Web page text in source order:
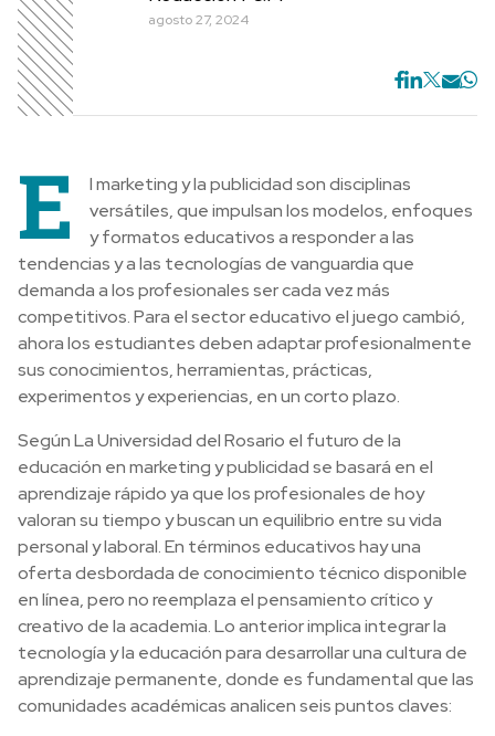
agosto 27, 2024
E
l marketing y la publicidad son disciplinas
versátiles, que impulsan los modelos, enfoques
y formatos educativos a responder a las
tendencias y a las tecnologías de vanguardia que
demanda a los profesionales ser cada vez más
competitivos. Para el sector educativo el juego cambió,
ahora los estudiantes deben adaptar profesionalmente
sus conocimientos, herramientas, prácticas,
experimentos y experiencias, en un corto plazo.
Según La Universidad del Rosario el futuro de la
educación en marketing y publicidad se basará en el
aprendizaje rápido ya que los profesionales de hoy
valoran su tiempo y buscan un equilibrio entre su vida
personal y laboral. En términos educativos hay una
oferta desbordada de conocimiento técnico disponible
en línea, pero no reemplaza el pensamiento crítico y
creativo de la academia. Lo anterior implica integrar la
tecnología y la educación para desarrollar una cultura de
aprendizaje permanente, donde es fundamental que las
comunidades académicas analicen seis puntos claves: